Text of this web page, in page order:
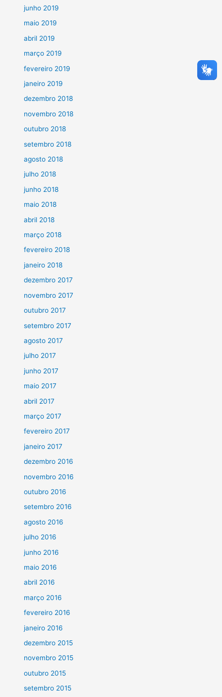
junho 2019
maio 2019
abril 2019
março 2019
fevereiro 2019
janeiro 2019
dezembro 2018
novembro 2018
outubro 2018
setembro 2018
agosto 2018
julho 2018
junho 2018
maio 2018
abril 2018
março 2018
fevereiro 2018
janeiro 2018
dezembro 2017
novembro 2017
outubro 2017
setembro 2017
agosto 2017
julho 2017
junho 2017
maio 2017
abril 2017
março 2017
fevereiro 2017
janeiro 2017
dezembro 2016
novembro 2016
outubro 2016
setembro 2016
agosto 2016
julho 2016
junho 2016
maio 2016
abril 2016
março 2016
fevereiro 2016
janeiro 2016
dezembro 2015
novembro 2015
outubro 2015
setembro 2015